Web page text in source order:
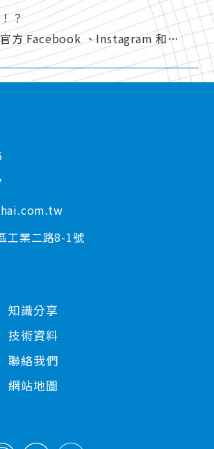
？
方 Facebook 、Instagram 和
工業二路8-1號
知識分享
技術資料
聯絡我們
網站地圖